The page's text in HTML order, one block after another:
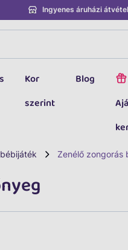
Ingyenes áruházi átvétel
Kor
szerint
Blog
Zenélő zongorás